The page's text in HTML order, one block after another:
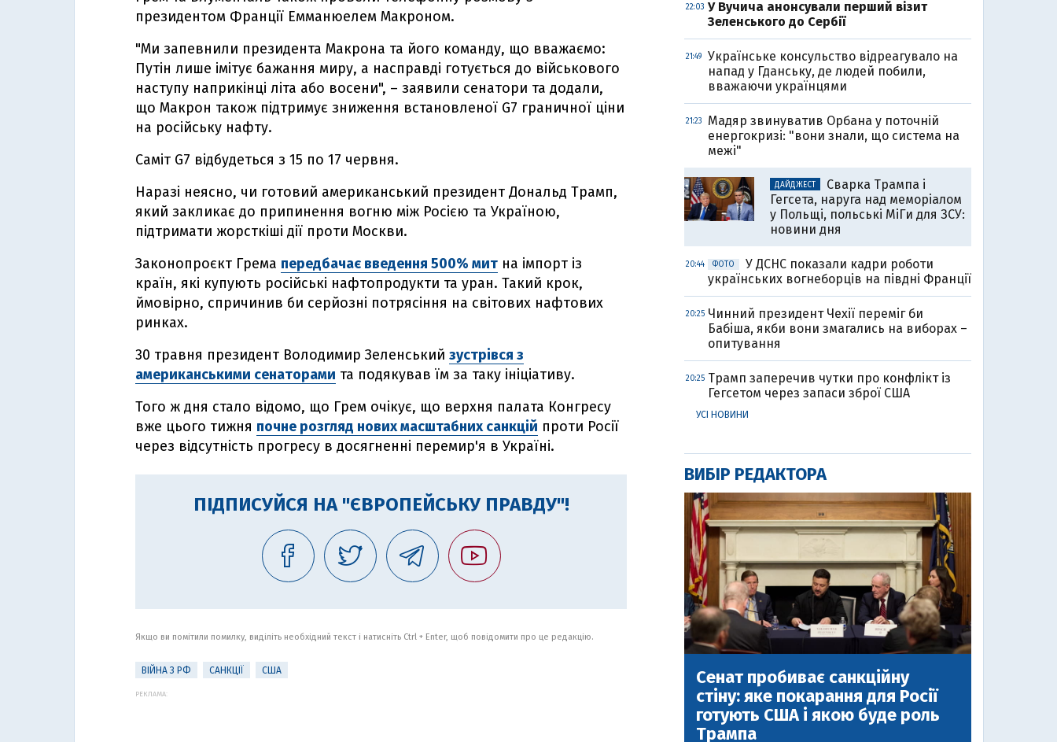
президентом Франції Емманюелем Макроном.
"Ми запевнили президента Макрона та його команду, що вважаємо:
Путін лише імітує бажання миру, а насправді готується до військового
наступу наприкінці літа або восени", – заявили сенатори та додали,
що Макрон також підтримує зниження встановленої G7 граничної ціни
на російську нафту.
Саміт G7 відбудеться з 15 по 17 червня.
Наразі неясно, чи готовий американський президент Дональд Трамп,
який закликає до припинення вогню між Росією та Україною,
підтримати жорсткіші дії проти Москви.
Законопроєкт Грема передбачає введення 500% мит на імпорт із
країн, які купують російські нафтопродукти та уран. Такий крок,
ймовірно, спричинив би серйозні потрясіння на світових нафтових
ринках.
30 травня президент Володимир Зеленський зустрівся з
американськими сенаторами та подякував їм за таку ініціативу.
Того ж дня стало відомо, що Грем очікує, що верхня палата Конгресу
вже цього тижня почне розгляд нових масштабних санкцій проти Росії
через відсутність прогресу в досягненні перемир'я в Україні.
ПІДПИСУЙСЯ НА "ЄВРОПЕЙСЬКУ ПРАВДУ"!
Якщо ви помітили помилку, виділіть необхідний текст і натисніть Ctrl + Enter, щоб повідомити про це редакцію.
ВІЙНА З РФ САНКЦІЇ США
РЕКЛАМА:
22:03 У Вучича анонсували перший візит
Зеленського до Сербії
21:49
Українське консульство відреагувало на
напад у Гданську, де людей побили,
вважаючи українцями
21:23
Мадяр звинуватив Орбана у поточній
енергокризі: "вони знали, що система на
межі"
ДАЙДЖЕСТ
Сварка Трампа і
Гегсета, наруга над меморіалом
у Польщі, польські МіГи для ЗСУ:
новини дня
20:44 ФОТО
У ДСНС показали кадри роботи
українських вогнеборців на півдні Франції
20:25 Чинний президент Чехії переміг би
Бабіша, якби вони змагались на виборах –
опитування
20:25 Трамп заперечив чутки про конфлікт із
Гегсетом через запаси зброї США
УСІ НОВИНИ
ВИБІР РЕДАКТОРА
Сенат пробиває санкційну
стіну: яке покарання для Росії
готують США і якою буде роль
Трампа